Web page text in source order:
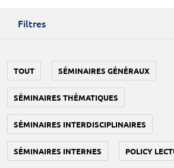
Filtres
TOUT SÉMINAIRES GÉNÉRAUX
SÉMINAIRES THÉMATIQUES
SÉMINAIRES INTERDISCIPLINAIRES
SÉMINAIRES INTERNES POLICY